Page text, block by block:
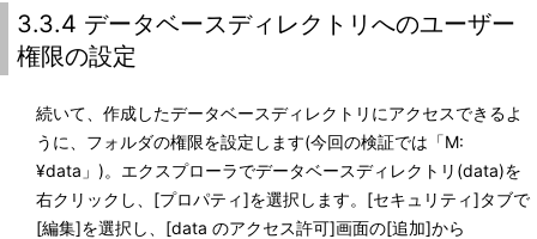
3.3.4 データベースディレクトリへのユーザー
権限の設定
続いて、作成したデータベースディレクトリにアクセスできるよ
うに、フォルダの権限を設定します(今回の検証では「M:
¥data」)。エクスプローラでデータベースディレクトリ(data)を
右クリックし、[プロパティ]を選択します。[セキュリティ]タブで
[編集]を選択し、[data のアクセス許可]画面の[追加]から